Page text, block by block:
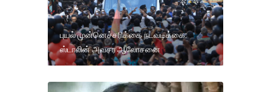
புயல் முன்னெச்சரிக்கை நடவடிக்கை:
ஸ்டாலின் அவசர ஆலோசனை